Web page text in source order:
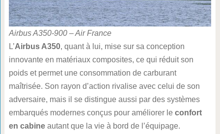
Airbus A350-900 – Air France
L’Airbus A350, quant à lui, mise sur sa conception
innovante en matériaux composites, ce qui réduit son
poids et permet une consommation de carburant
maîtrisée. Son rayon d’action rivalise avec celui de son
adversaire, mais il se distingue aussi par des systèmes
embarqués modernes conçus pour améliorer le confort
en cabineautant que la vie à bord de l’équipage.